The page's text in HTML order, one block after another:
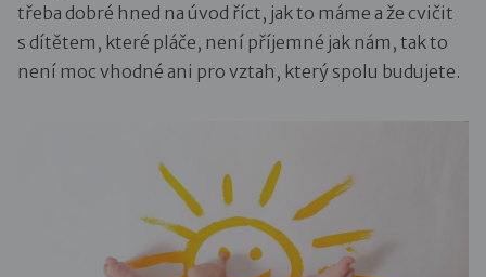
třeba dobré hned na úvod říct, jak to máme a že cvičit
s dítětem, které pláče, není příjemné jak nám, tak to
není moc vhodné ani pro vztah, který spolu budujete.